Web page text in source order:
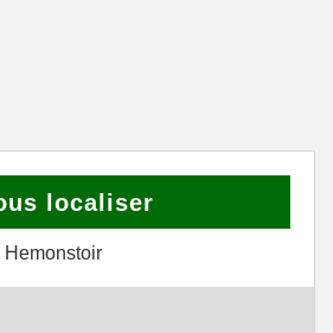
localiser